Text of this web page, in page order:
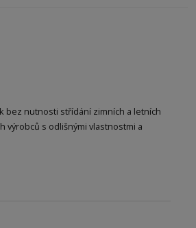
bez nutnosti střídání zimních a letních
výrobců s odlišnými vlastnostmi a